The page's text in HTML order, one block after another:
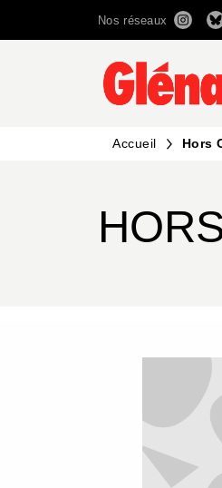
Nos réseaux
Accueil Hors